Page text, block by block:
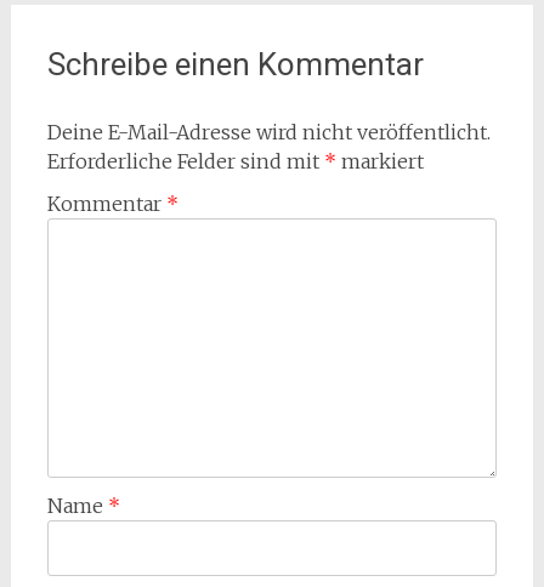
Schreibe einen Kommentar
Deine E-Mail-Adresse wird nicht veröffentlicht.
Erforderliche Felder sind mit * markiert
Kommentar *
Name *